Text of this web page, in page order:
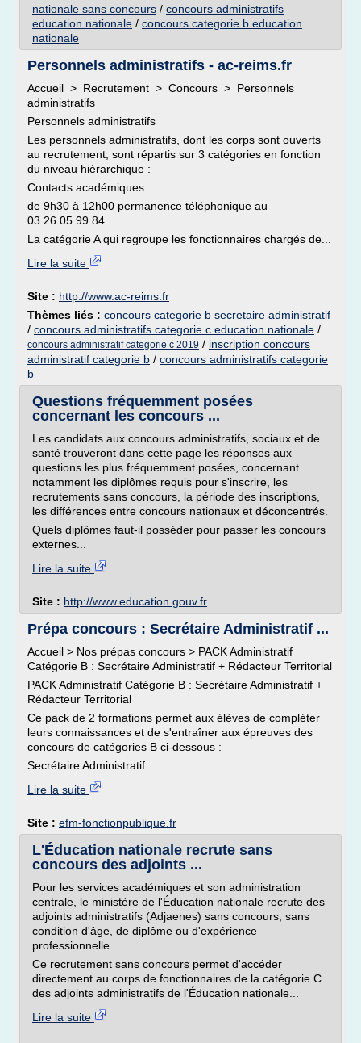
nationale sans concours / concours administratifs
education nationale / concours categorie b education
nationale
Personnels administratifs - ac-reims.fr
Accueil > Recrutement > Concours > Personnels
administratifs
Personnels administratifs
Les personnels administratifs, dont les corps sont ouverts
au recrutement, sont répartis sur 3 catégories en fonction
du niveau hiérarchique :
Contacts académiques
de 9h30 à 12h00 permanence téléphonique au
03.26.05.99.84
La catégorie A qui regroupe les fonctionnaires chargés de...
Lire la suite
Site : http://www.ac-reims.fr
Thèmes liés : concours categorie b secretaire administratif
/ concours administratifs categorie c education nationale /
concours administratif categorie c 2019 / inscription concours
administratif categorie b / concours administratifs categorie
b
Questions fréquemment posées
concernant les concours ...
Les candidats aux concours administratifs, sociaux et de
santé trouveront dans cette page les réponses aux
questions les plus fréquemment posées, concernant
notamment les diplômes requis pour s'inscrire, les
recrutements sans concours, la période des inscriptions,
les différences entre concours nationaux et déconcentrés.
Quels diplômes faut-il posséder pour passer les concours
externes...
Lire la suite
Site : http://www.education.gouv.fr
Prépa concours : Secrétaire Administratif ...
Accueil > Nos prépas concours > PACK Administratif
Catégorie B : Secrétaire Administratif + Rédacteur Territorial
PACK Administratif Catégorie B : Secrétaire Administratif +
Rédacteur Territorial
Ce pack de 2 formations permet aux élèves de compléter
leurs connaissances et de s'entraîner aux épreuves des
concours de catégories B ci-dessous :
Secrétaire Administratif...
Lire la suite
Site : efm-fonctionpublique.fr
L'Éducation nationale recrute sans
concours des adjoints ...
Pour les services académiques et son administration
centrale, le ministère de l'Éducation nationale recrute des
adjoints administratifs (Adjaenes) sans concours, sans
condition d'âge, de diplôme ou d'expérience
professionnelle.
Ce recrutement sans concours permet d'accéder
directement au corps de fonctionnaires de la catégorie C
des adjoints administratifs de l'Éducation nationale...
Lire la suite